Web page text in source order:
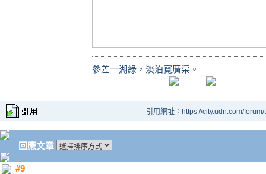
參差一湖綠，淡泊寬廣渠。
引用網址：https://city.udn.com/
回應文章
#9